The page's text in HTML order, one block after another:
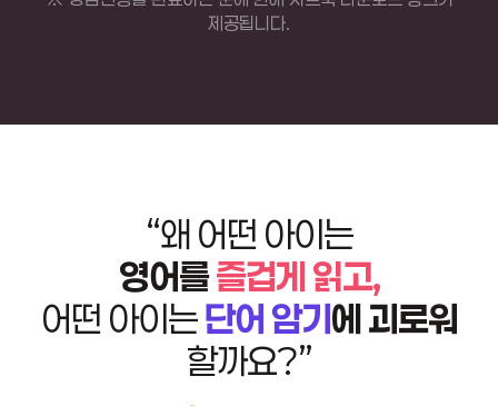
제공됩니다.
“왜 어떤 아이는
영어를즐겁게 읽고,
어떤 아이는단어 암기 에 괴로워
할까요?”